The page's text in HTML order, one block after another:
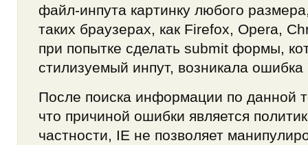
файл-инпута картинку любого
таких браузерах, как Firefox, Opera,
при попытке сделать submit формы,
стилизуемый инпут, возникала
После поиска информации по данной
что причиной ошибки является
частности, IE не позволяет